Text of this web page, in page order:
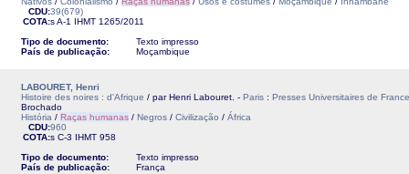
CDU:39(679)
COTA:s A-1 IHMT 1265/2011
Tipo de documento:
Texto impresso
País de publicação:
Moçambique
LABOURET, Henri
Histoire des noires : d'Afrique / par Henri Labouret. - Paris : Presses Universitaires de France
Brochado
História / Raças humanas / Negros / Civilização / África
CDU:960
COTA:s C-3 IHMT 958
Tipo de documento:
Texto impresso
País de publicação:
França